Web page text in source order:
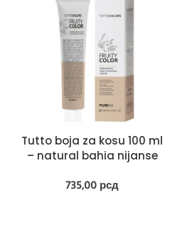
Tutto boja za kosu 100 ml
– natural bahia nijanse
735,00 рсд